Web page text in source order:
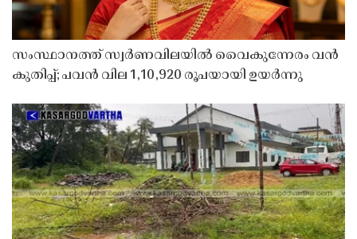
സംസ്ഥാനത്ത് സ്വർണവിലയിൽ വൈകുന്നേരം വൻ
കുതിപ്പ്; പവൻ വില 1,10,920 രൂപയായി ഉയർന്നു